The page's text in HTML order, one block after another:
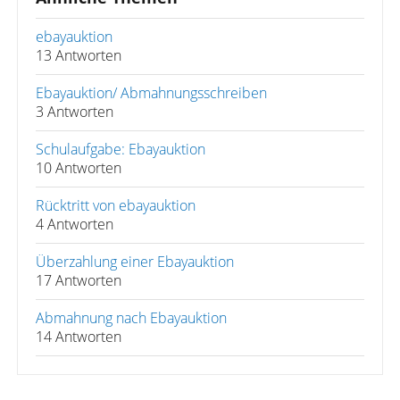
ebayauktion
13 Antworten
Ebayauktion/ Abmahnungsschreiben
3 Antworten
Schulaufgabe: Ebayauktion
10 Antworten
Rücktritt von ebayauktion
4 Antworten
Überzahlung einer Ebayauktion
17 Antworten
Abmahnung nach Ebayauktion
14 Antworten